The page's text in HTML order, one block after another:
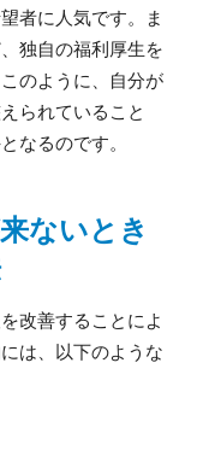
者に人気です。ま
独自の福利厚生を
のように、自分が
られていること
なるのです。
ないとき
改善することによ
は、以下のような